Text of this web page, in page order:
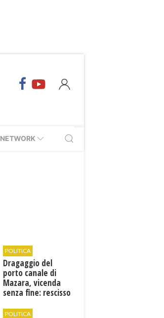
NETWORK
POLITICA
Dragaggio del
porto canale di
Mazara, vicenda
senza fine: rescisso
POLITICA